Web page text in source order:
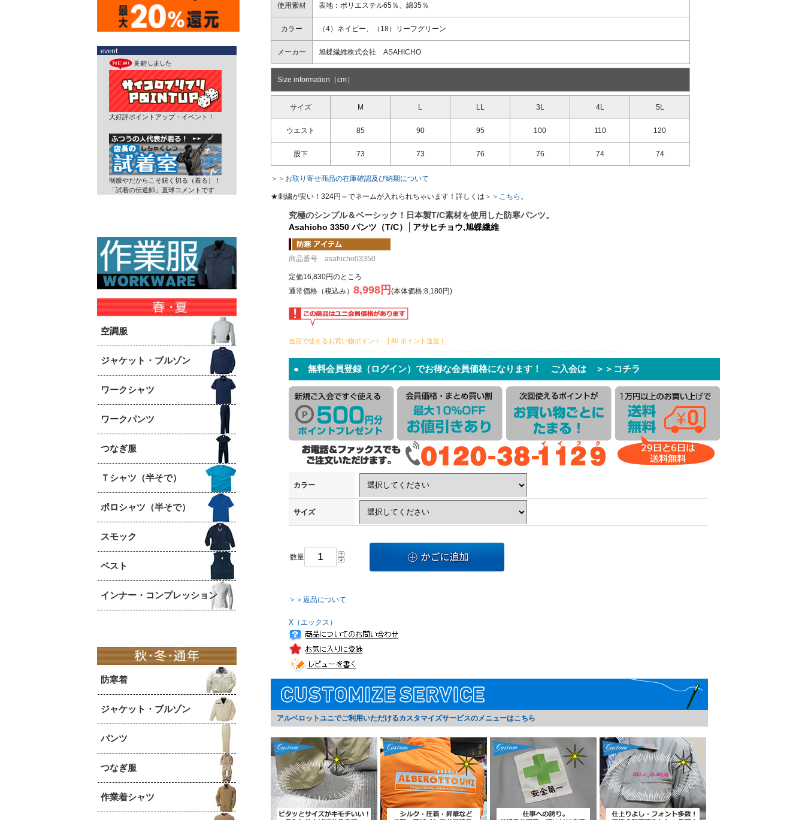
大好評ポイントアップ・イベント！
制服やだからこそ鋭く切る（着る）！
「試着の伝道師」直球コメントです
空調服
ジャケット・ブルゾン
ワークシャツ
ワークパンツ
つなぎ服
Ｔシャツ（半そで）
ポロシャツ（半そで）
スモック
ベスト
インナー・コンプレッション
防寒着
ジャケット・ブルゾン
パンツ
つなぎ服
作業着シャツ
使用素材 表地：ポリエステル65％、綿35％
カラー （4）ネイビー、（18）リーフグリーン
メーカー 旭蝶繊維株式会社 ASAHICHO
Size information（cm）
サイズ M L LL 3L 4L 5L
ウエスト 85 90 95 100 110 120
股下 73 73 76 76 74 74
＞＞お取り寄せ商品の在庫確認及び納期について
★刺繍が安い！324円～でネームが入れられちゃいます！詳しくは ＞＞こちら。
究極のシンプル＆ベーシック！日本製T/C素材を使用した防寒パンツ。
Asahicho 3350 パンツ（T/C）│アサヒチョウ,旭蝶繊維
商品番号 asahicho03350
定価16,830円のところ
通常価格（税込み） 8,998円 (本体価格:8,180円)
当店で使えるお買い物ポイント [ 80 ポイント進呈 ]
● 無料会員登録（ログイン）でお得な会員価格になります！ ご入会は ＞＞コチラ
カラー
サイズ
数量
＞＞返品について
X（エックス）
アルベロットユニでご利用いただけるカスタマイズサービスのメニューはこちら